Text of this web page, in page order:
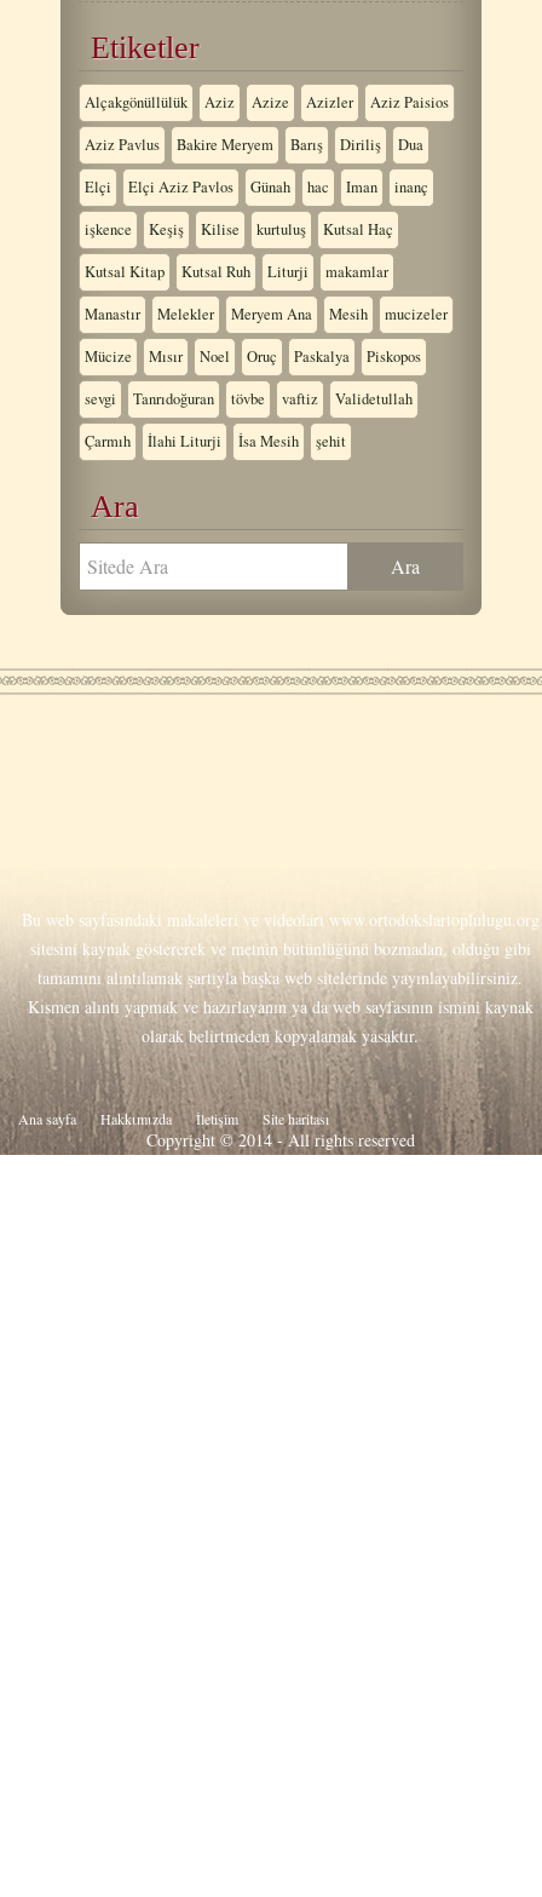
Etiketler
Alçakgönüllülük Aziz Azize Azizler Aziz Paisios
Aziz Pavlus Bakire Meryem Barış Diriliş Dua
Elçi Elçi Aziz Pavlos Günah hac Iman inanç
işkence Keşiş Kilise kurtuluş Kutsal Haç
Kutsal Kitap Kutsal Ruh Liturji makamlar
Manastır Melekler Meryem Ana Mesih mucizeler
Mücize Mısır Noel Oruç Paskalya Piskopos
sevgi Tanrıdoğuran tövbe vaftiz Validetullah
Çarmıh İlahi Liturji İsa Mesih şehit
Ara
Bu web sayfasındaki makaleleri ve videoları www.ortodokslartoplulugu.org
sitesini kaynak göstererek ve metnin bütünlüğünü bozmadan, olduğu gibi
tamamını alıntılamak şartıyla başka web sitelerinde yayınlayabilirsiniz.
Kısmen alıntı yapmak ve hazırlayanın ya da web sayfasının ismini kaynak
olarak belirtmeden kopyalamak yasaktır.
Ana sayfa Hakkιmιzda İletişim Site haritası
Copyright © 2014 - All rights reserved